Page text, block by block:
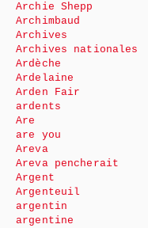
Archie Shepp
Archimbaud
Archives
Archives nationales
Ardèche
Ardelaine
Arden Fair
ardents
Are
are you
Areva
Areva pencherait
Argent
Argenteuil
argentin
argentine